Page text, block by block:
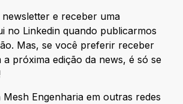
newsletter e receber uma
no Linkedin quando publicarmos
Mas, se você preferir receber
a próxima edição da news, é só se
Mesh Engenharia em outras redes